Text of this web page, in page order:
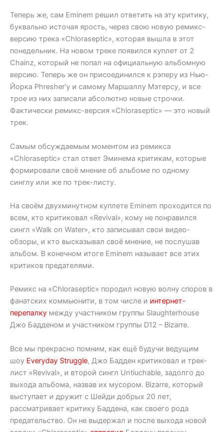
Теперь же, сам Eminem решил ответить на эту критику,
буквально источая ярость, через свою новую ремикс-
версию трека «Chloraseptic», которая вышла в этот
понедельник. На новом треке появился куплет от 2
Chainz, который не попал на официальную альбомную
версию. Теперь же он присоединился к рэперу из Нью-
Йорка Phresher’у и самому Маршаллу Мэтерсу, и все
трое из них записали абсолютно новые строчки.
Фактически ремикс-версия «Chloraseptic» — это новый
трек.
Самым обсуждаемым моментом из ремикса
«Chloraseptic» стал ответ Эминема критикам, которые
формировали своё мнение об альбоме по одному
синглу или же по трек-листу.
На своём двухминутном куплете Eminem проходится по
всем, кто критиковал «Revival», кому не понравился
сингл «Walk on Water», кто записывал свои видео-
обзоры, и кто высказывал своё мнение, не послушав
альбом. В конечном итоге Eminem называет все этих
критиков предателями.
Ремикс на «Chloraseptic» породил новую волну споров в
фанатских коммьюнити, в том числе и интернет-
перепалку между участником группы Slaughterhouse
Джо Бадденом и участником группы D12 – Bizarre.
Все мы прекрасно помним, как ещё будучи ведущим
шоу Everyday Struggle, Джо Бадден критиковал и трек-
лист «Revival», и второй сингл Untiuchable, задолго до
выхода альбома, назвав их мусором. Bizarre, который
выступает и дружит с Шейди добрых 20 лет,
рассматривает критику Баддена, как своего рода
предательство. Он не выдержал и после выхода новой